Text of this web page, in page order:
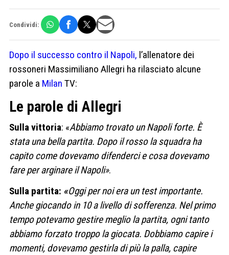
Condividi:
Dopo il successo contro il Napoli, l’allenatore dei
rossoneri Massimiliano Allegri ha rilasciato alcune
parole a Milan TV:
Le parole di Allegri
Sulla vittoria: «Abbiamo trovato un Napoli forte. È
stata una bella partita. Dopo il rosso la squadra ha
capito come dovevamo difenderci e cosa dovevamo
fare per arginare il Napoli».
Sulla partita: «Oggi per noi era un test importante.
Anche giocando in 10 a livello di sofferenza. Nel primo
tempo potevamo gestire meglio la partita, ogni tanto
abbiamo forzato troppo la giocata. Dobbiamo capire i
momenti, dovevamo gestirla di più la palla, capire